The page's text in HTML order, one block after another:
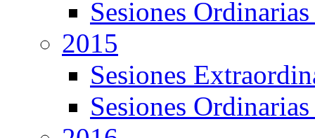
Sesiones
2015
Sesiones
Sesiones